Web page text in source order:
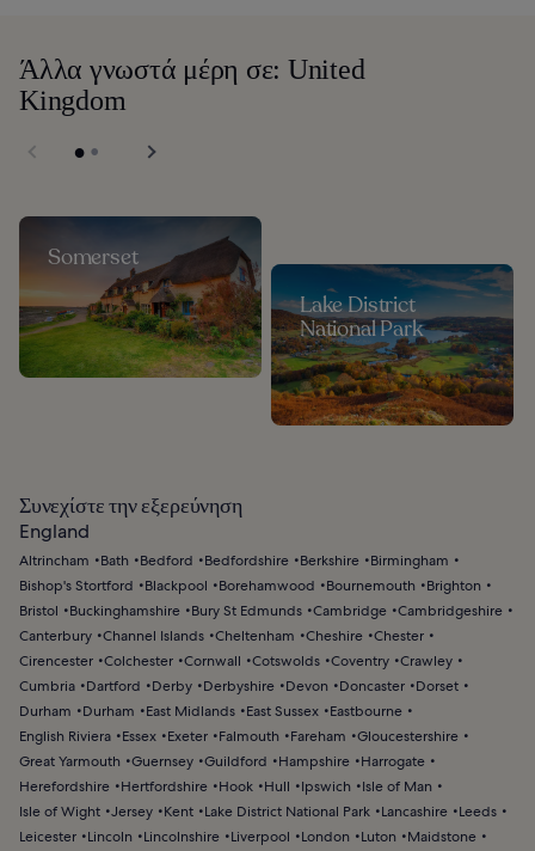
Άλλα γνωστά μέρη σε: United
Kingdom
Somerset
Lake District
National Park
Συνεχίστε την εξερεύνηση
England
Altrincham Bath Bedford Bedfordshire Berkshire
Birmingham
Bishop's Stortford
Blackpool Borehamwood Bournemouth
Brighton
Bristol
Buckinghamshire Bury St Edmunds Cambridge Cambridgeshire
Canterbury Channel Islands Cheltenham Cheshire Chester
Cirencester Colchester Cornwall Cotswolds Coventry Crawley
Cumbria
Dartford Derby Derbyshire Devon Doncaster
Dorset
Durham
Durham East Midlands East Sussex
Eastbourne
English Riviera
Essex Exeter Falmouth Fareham
Gloucestershire
Great Yarmouth
Guernsey Guildford Hampshire
Harrogate
Herefordshire
Hertfordshire Hook Hull Ipswich
Isle of Man
Isle of Wight Jersey Kent Lake District National Park Lancashire
Leeds
Leicester
Lincoln Lincolnshire Liverpool London Luton
Maidstone